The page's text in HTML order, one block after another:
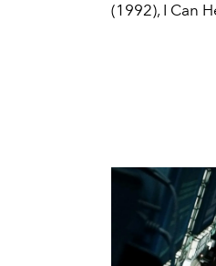
(1992), I Can